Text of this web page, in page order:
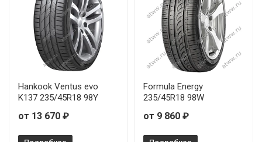
Hankook Ventus evo
K137 235/45R18 98Y
от 13 670 ₽
Formula Energy
235/45R18 98W
от 9 860 ₽